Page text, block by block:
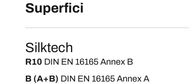
Superfici
Silktech
R10 DIN EN 16165 Annex B
B (A+B) DIN EN 16165 Annex A